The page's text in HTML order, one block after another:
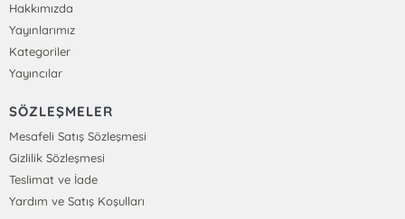
Hakkımızda
Yayınlarımız
Kategoriler
Yayıncılar
SÖZLEŞMELER
Mesafeli Satış Sözleşmesi
Gizlilik Sözleşmesi
Teslimat ve İade
Yardım ve Satış Koşulları